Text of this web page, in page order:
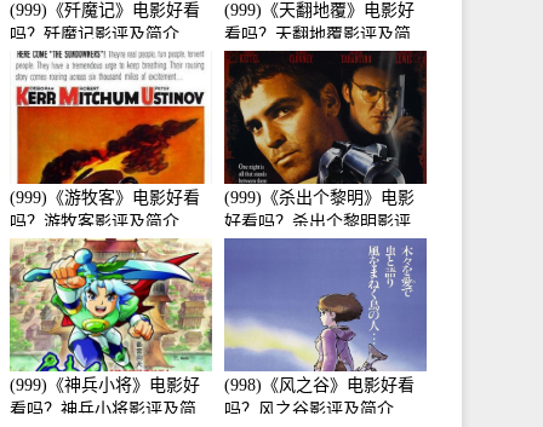
(999)《歼魔记》电影好看
吗？歼魔记影评及简介
(999)《天翻地覆》电影好
看吗？天翻地覆影评及简
介
(999)《游牧客》电影好看
吗？游牧客影评及简介
(999)《杀出个黎明》电影
好看吗？杀出个黎明影评
(999)《神兵小将》电影好
看吗？神兵小将影评及简
(998)《风之谷》电影好看
吗？风之谷影评及简介